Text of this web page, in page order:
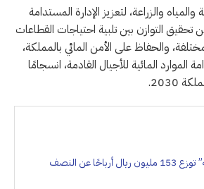
والزراعة، لتعزيز الإدارة المستدامة
تحقيق التوازن بين تلبية احتياجات القطاعات
والحفاظ على الأمن المائي بالمملكة،
المائية للأجيال القادمة، انسجامًا
“أسمنت السعودية” توزع 153 مليون ريال أرباحًا عن النصف